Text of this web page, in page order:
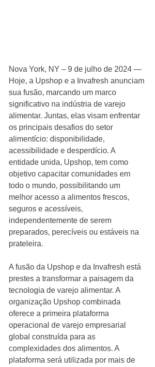
Nova York, NY – 9 de julho de 2024 —
Hoje, a Upshop e a Invafresh anunciam
sua fusão, marcando um marco
significativo na indústria de varejo
alimentar. Juntas, elas visam enfrentar
os principais desafios do setor
alimentício: disponibilidade,
acessibilidade e desperdício. A
entidade unida, Upshop, tem como
objetivo capacitar comunidades em
todo o mundo, possibilitando um
melhor acesso a alimentos frescos,
seguros e acessíveis,
independentemente de serem
preparados, perecíveis ou estáveis na
prateleira.
A fusão da Upshop e da Invafresh está
prestes a transformar a paisagem da
tecnologia de varejo alimentar. A
organização Upshop combinada
oferece a primeira plataforma
operacional de varejo empresarial
global construída para as
complexidades dos alimentos. A
plataforma será utilizada por mais de